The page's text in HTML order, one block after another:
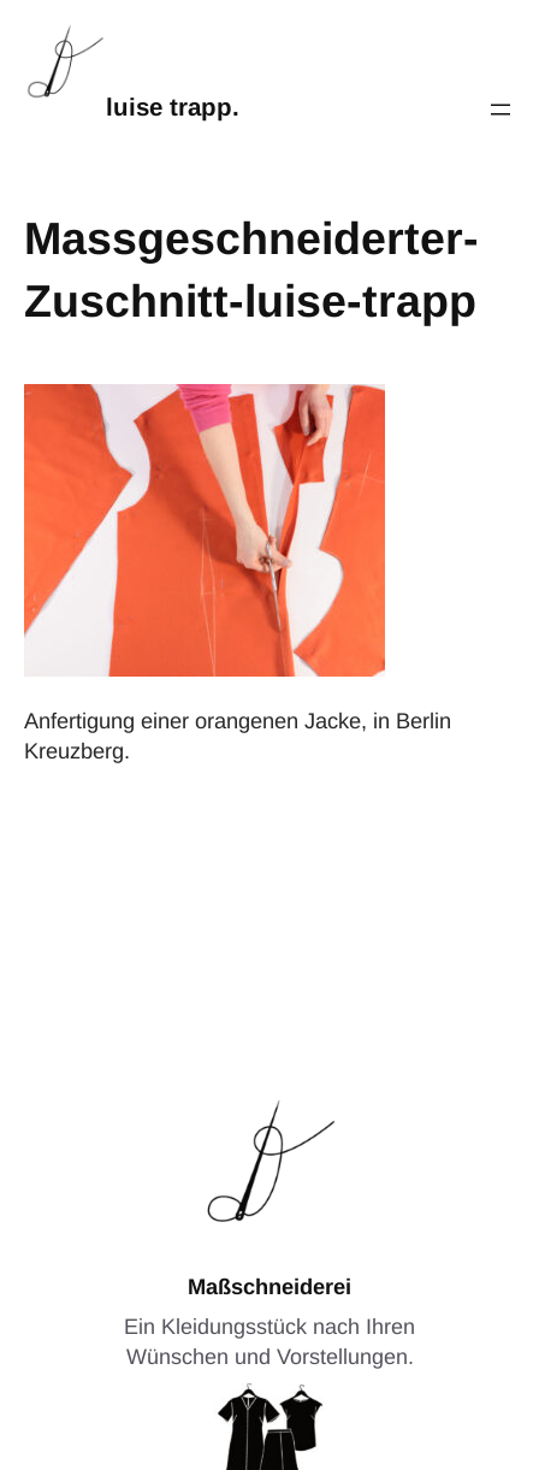
luise trapp.
Massgeschneiderter-
Zuschnitt-luise-trapp
Anfertigung einer orangenen Jacke, in Berlin
Kreuzberg.
Maßschneiderei
Ein Kleidungsstück nach Ihren
Wünschen und Vorstellungen.